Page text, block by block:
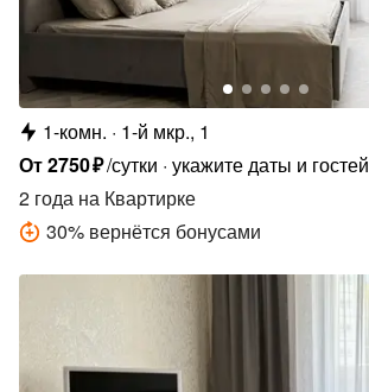
1-комн.
1-й мкр., 1
От2750₽/сутки укажите даты и гостей
2 года на Квартирке
30% вернётся бонусами